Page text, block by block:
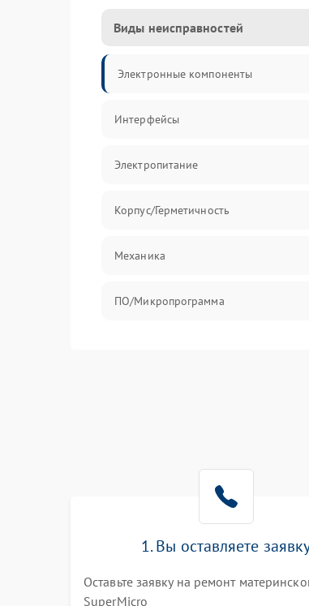
Виды неисправностей
Электронные компоненты
Интерфейсы
Электропитание
Корпус/Герметичность
Механика
ПО/Микропрограмма
1. Вы оставляете
Оставьте заявку на ремонт
SuperMicro